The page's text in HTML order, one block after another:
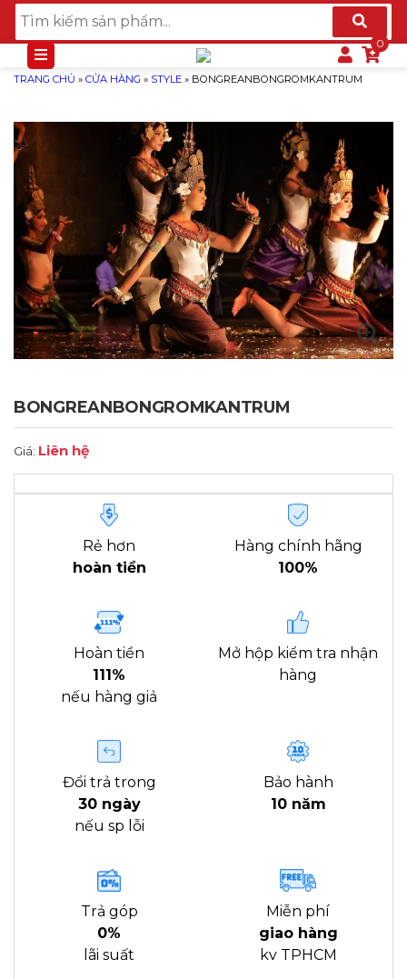
TRANG CHỦ » CỬA HÀNG » STYLE » BONGREANBONGROMKANTRUM
BONGREANBONGROMKANTRUM
Giá: Liên hệ
Rẻ hơn
hoàn tiền
Hàng chính hãng
100%
Hoàn tiền
111%
nếu hàng giả
Mở hộp kiểm tra nhận
hàng
Đổi trả trong
30 ngày
nếu sp lỗi
Bảo hành
10 năm
Trả góp
0%
lãi suất
Miễn phí
giao hàng
kv TPHCM